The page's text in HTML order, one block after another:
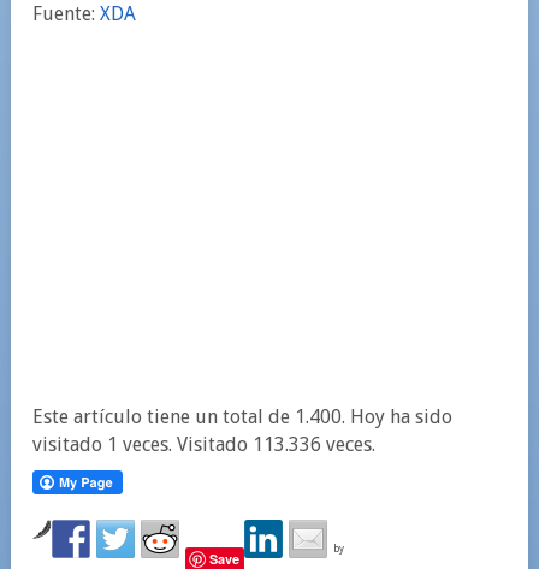
Fuente: XDA
Este artículo tiene un total de 1.400. Hoy ha sido
visitado 1 veces. Visitado 113.336 veces.
Save
by